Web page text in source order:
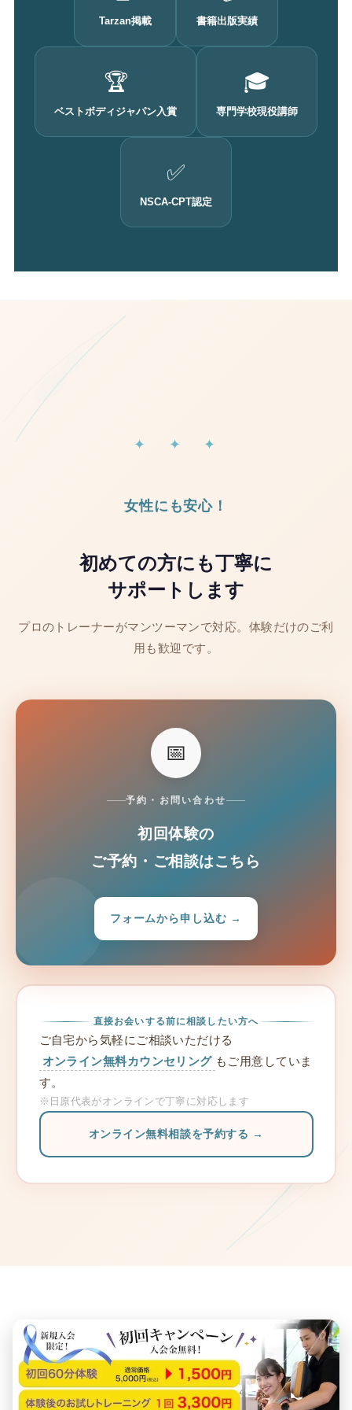
Tarzan掲載 書籍出版実績
🏆
ベストボディジャパン入賞
🎓
専門学校現役講師
✅
NSCA-CPT認定
✦ ✦ ✦
女性にも安心！
初めての方にも丁寧に
サポートします
プロのトレーナーがマンツーマンで対応。体験だけのご利
用も歓迎です。
📅
予約・お問い合わせ
初回体験の
ご予約・ご相談はこちら
フォームから申し込む →
直接お会いする前に相談したい方へ
ご自宅から気軽にご相談いただける
オンライン無料カウンセリング もご用意していま
す。
※日原代表がオンラインで丁寧に対応します
オンライン無料相談を予約する →